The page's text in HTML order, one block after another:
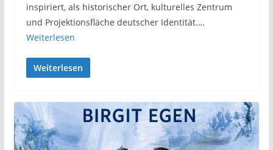
inspiriert, als historischer Ort, kulturelles Zentrum
und Projektionsfläche deutscher Identität.…
Weiterlesen
Weiterlesen